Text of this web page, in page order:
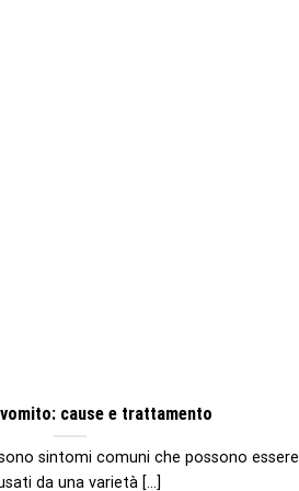
vomito: cause e trattamento
sintomi comuni che possono essere
da una varietà [...]